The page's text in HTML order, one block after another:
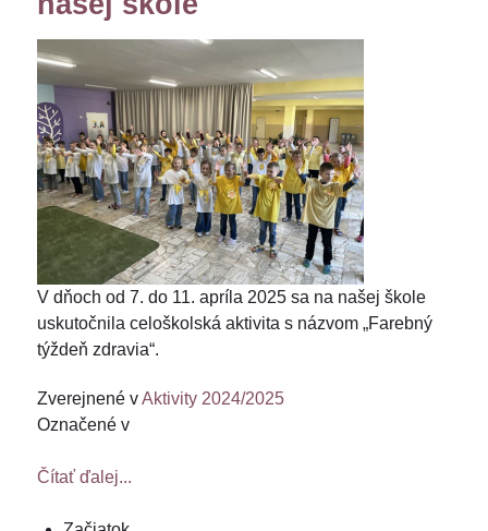
V dňoch od 7. do 11. apríla 2025 sa na našej škole
uskutočnila celoškolská aktivita s názvom „Farebný
týždeň zdravia“.
Zverejnené vAktivity 2024/2025
Označené v
Čítať ďalej...